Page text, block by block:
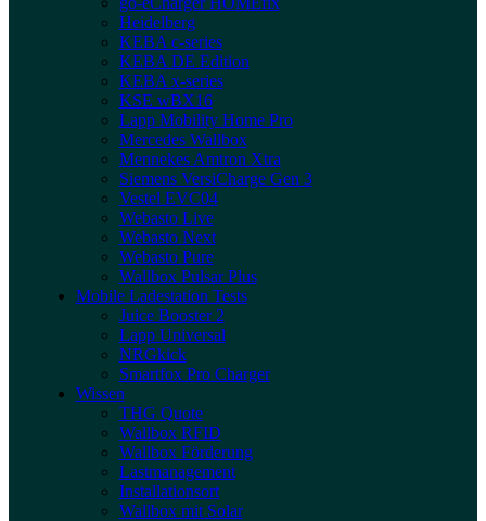
Heidelberg
KEBA c-series
KEBA DE Edition
KEBA x-series
KSE wBX16
Lapp Mobility Home Pro
Mercedes Wallbox
Mennekes Amtron Xtra
Siemens VersiCharge Gen 3
Vestel EVC04
Webasto Live
Webasto Next
Webasto Pure
Wallbox Pulsar Plus
Mobile Ladestation Tests
Juice Booster 2
Lapp Universal
NRGkick
Smartfox Pro Charger
Wissen
THG Quote
Wallbox RFID
Wallbox Förderung
Lastmanagement
Installationsort
Wallbox mit Solar